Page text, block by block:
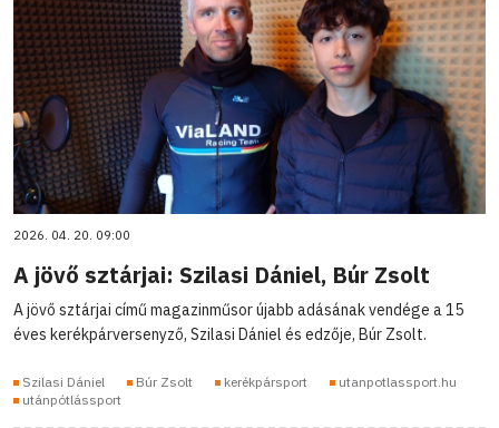
2026. 04. 20. 09:00
A jövő sztárjai: Szilasi Dániel, Búr Zsolt
A jövő sztárjai című magazinműsor újabb adásának vendége a 15
éves kerékpárversenyző, Szilasi Dániel és edzője, Búr Zsolt.
Szilasi Dániel Búr Zsolt kerékpársport
utanpotlassport.hu
utánpótlássport